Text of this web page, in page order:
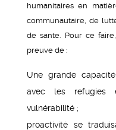
humanitaires en
communautaire, de
de sante. Pour ce
preuve de :
Une grande
avec les refugies
vulnérabilité ;
proactivité se